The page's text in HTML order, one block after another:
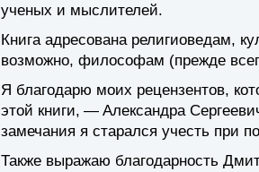
ученых и мыслителей.
Книга адресована религиоведам,
возможно, философам (прежде
Я благодарю моих рецензентов,
этой книги, — Александра
замечания я старался учесть при
Также выражаю благодарность